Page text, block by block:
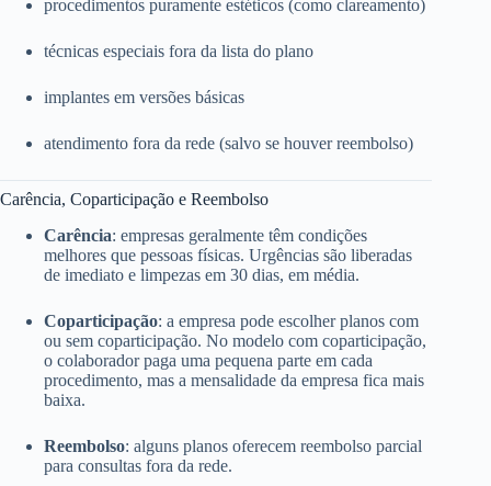
procedimentos puramente estéticos (como clareamento)
técnicas especiais fora da lista do plano
implantes em versões básicas
atendimento fora da rede (salvo se houver reembolso)
Carência, Coparticipação e Reembolso
Carência: empresas geralmente têm condições
melhores que pessoas físicas. Urgências são liberadas
de imediato e limpezas em 30 dias, em média.
Coparticipação: a empresa pode escolher planos com
ou sem coparticipação. No modelo com coparticipação,
o colaborador paga uma pequena parte em cada
procedimento, mas a mensalidade da empresa fica mais
baixa.
Reembolso: alguns planos oferecem reembolso parcial
para consultas fora da rede.